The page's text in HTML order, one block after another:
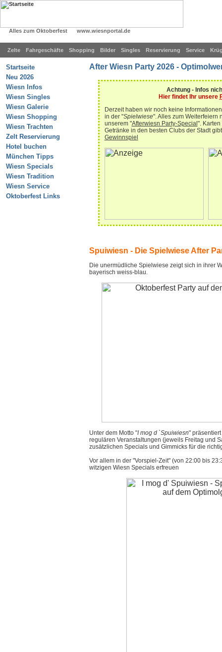
Alles zum Oktoberfest www.wiesnportal.de
Zelte Fahrgeschäfte Shopping Bilder Singles Reservierung Service
Startseite
Neu 2026
Wiesn Infos
Wiesn Singles
Wiesn Galerie
Wiesn Shopping
Wiesn Trachten
Zelt Reservierung
Hotel buchen
München Tipps
Wiesn Specials
Wiesn Tradition
Wiesn Service
Oktoberfest Links
After Wiesn Party 2026 -
Achtung - Infos
Hier findet Ihr unsere
Derzeit haben wir noch keine
in der "Spielwiese". Alles zum Weiterfeiern
unserem "Afterwiesn Party-Special".
Getränke in den besten Clubs der Stadt
Gewinnspiel
Spuiwiesn - Die Spielwiese After
Die unermüdliche Spielwiese zeigt sich in ihrer
bayerisch weiss-blau.
Unter dem Motto "I mog d `Spuiwiesn"
regulären Veranstaltungen (jeweils Freitag und
zusätzlichen Specials und Gimmicks für die
Vor allem in der "Vorspiel-Zeit" (von 22:00 bis
witzigen Wiesn Specials erfreuen